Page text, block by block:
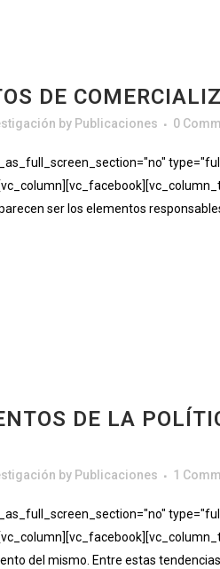
DE
by Publicaciones 0
ser los elementos
DE LA
by Publicaciones 1
del mismo. Entre estas